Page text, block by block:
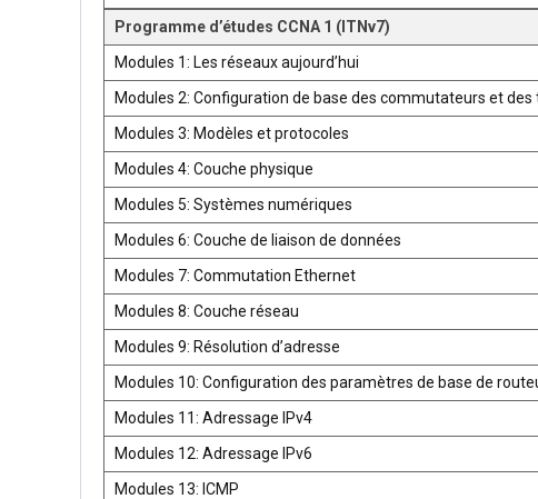
Programme d’études CCNA 1 (ITNv7)
Modules 1: Les réseaux aujourd’hui
Modules 2: Configuration de base des commutateurs et
Modules 3: Modèles et protocoles
Modules 4: Couche physique
Modules 5: Systèmes numériques
Modules 6: Couche de liaison de données
Modules 7: Commutation Ethernet
Modules 8: Couche réseau
Modules 9: Résolution d’adresse
Modules 10: Configuration des paramètres de base de
Modules 11: Adressage IPv4
Modules 12: Adressage IPv6
Modules 13: ICMP